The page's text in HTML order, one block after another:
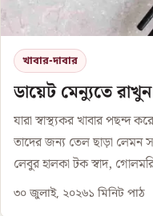
খাবার-দাবার
ডায়েট মেন্যুতে
যারা স্বাস্থ্যকর খাবার পছন্দ
তাদের জন্য তেল ছাড়া লেমন
লেবুর হালকা টক স্বাদ,
৩০ জুলাই, ২০২৬১ মিনিট পাঠ